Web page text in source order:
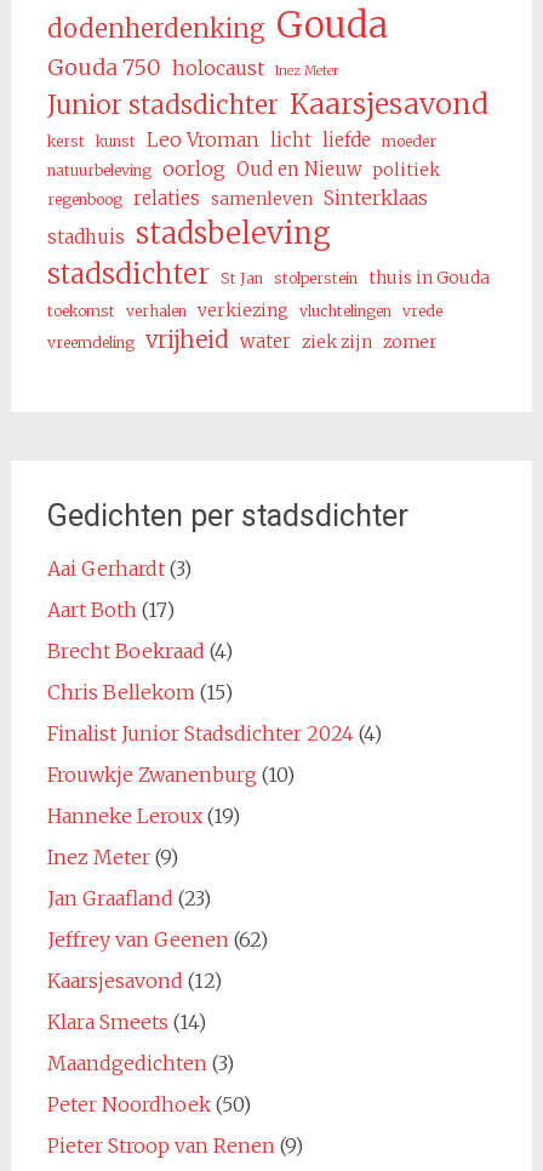
dodenherdenking Gouda
Gouda 750 holocaust Inez Meter
Junior stadsdichter Kaarsjesavond
kerst kunst Leo Vroman licht liefde
moeder
natuurbeleving
oorlog Oud en Nieuw politiek
regenboog relaties samenleven Sinterklaas
stadhuis stadsbeleving
stadsdichter St Jan stolperstein thuis in Gouda
toekomst verhalen verkiezing vluchtelingen
vrede
vreemdeling
vrijheid water ziek zijn zomer
Gedichten per stadsdichter
Aai Gerhardt(3)
Aart Both (17)
Brecht Boekraad (4)
Chris Bellekom (15)
Finalist Junior Stadsdichter 2024(4)
Frouwkje Zwanenburg (10)
Hanneke Leroux(19)
Inez Meter(9)
Jan Graafland (23)
Jeffrey van Geenen (62)
Kaarsjesavond (12)
Klara Smeets (14)
Maandgedichten (3)
Peter Noordhoek(50)
Pieter Stroop van Renen (9)